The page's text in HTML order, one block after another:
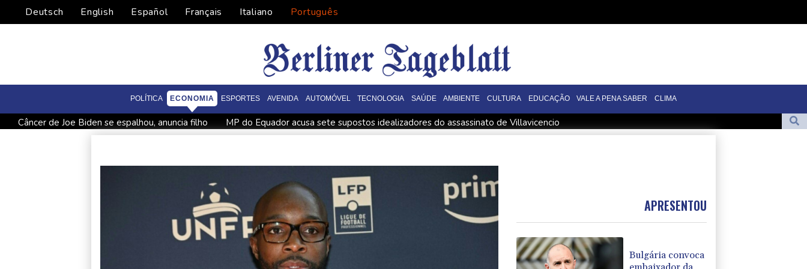
Deutsch English Español Français Italiano Português
POLÍTICA ECONOMIA ESPORTES AVENIDA AUTOMÓVEL TECNOLOGIA SAÚDE AMBIENTE CULTURA EDUCAÇÃO VALE A PENA SABER CLIMA
Câncer de Joe Biden se espalhou, anuncia filho
MP do Equador acusa sete supostos idealizadores do assassinato de Villavicencio
Espanha inicia controle na fronteira com Itália após crise migratória
Após renovar com Real Madrid, Vini joga com braçadeira de capitão na vitória sobre o Ferencvaros
Simeone reafirma que decisão sobre Julián Álvarez já foi tomada
APRESENTOU
Bulgária convoca